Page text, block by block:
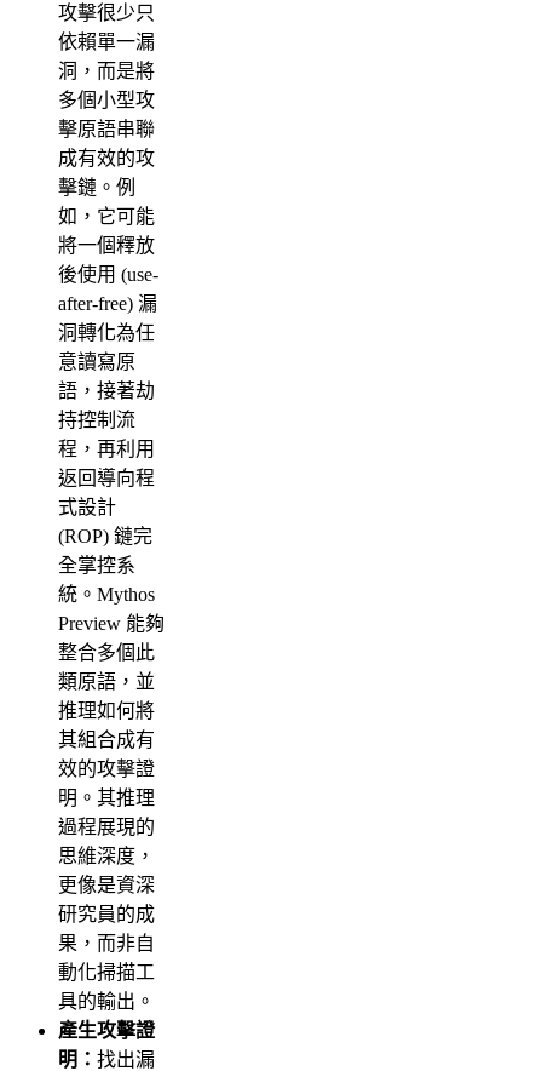
攻擊很少只
依賴單一漏
洞，而是將
多個小型攻
擊原語串聯
成有效的攻
擊鏈。例
如，它可能
將一個釋放
後使用 (use-
after-free) 漏
洞轉化為任
意讀寫原
語，接著劫
持控制流
程，再利用
返回導向程
式設計
(ROP) 鏈完
全掌控系
統。Mythos
Preview 能夠
整合多個此
類原語，並
推理如何將
其組合成有
效的攻擊證
明。其推理
過程展現的
思維深度，
更像是資深
研究員的成
果，而非自
動化掃描工
具的輸出。
產生攻擊證
明： 找出漏